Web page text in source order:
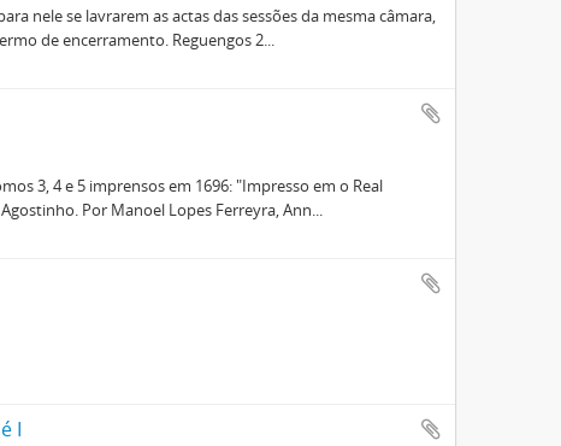
nele se lavrarem as actas das sessões da mesma câmara,
de encerramento. Reguengos 2...
3, 4 e 5 imprensos em 1696: "Impresso em o Real
Por Manoel Lopes Ferreyra, Ann...
I